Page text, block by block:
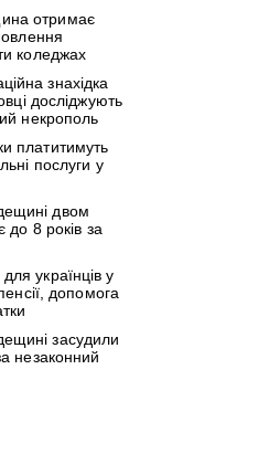
отримає
коледжах
знахідка
досліджують
некрополь
платитимуть
послуги у
двом
до 8 років за
українців у
допомога
засудили
незаконний